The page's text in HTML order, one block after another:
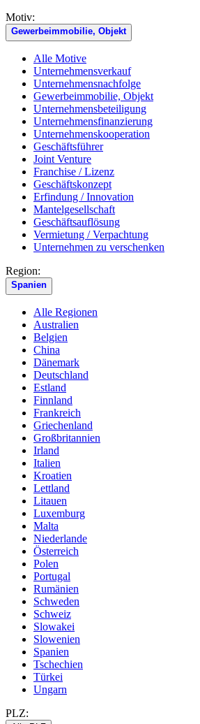
Motiv:
Gewerbeimmobilie, Objekt
Alle Motive
Unternehmensverkauf
Unternehmensnachfolge
Gewerbeimmobilie, Objekt
Unternehmensbeteiligung
Unternehmensfinanzierung
Unternehmenskooperation
Geschäftsführer
Joint Venture
Franchise / Lizenz
Geschäftskonzept
Erfindung / Innovation
Mantelgesellschaft
Geschäftsauflösung
Vermietung / Verpachtung
Unternehmen zu verschenken
Region:
Spanien
Alle Regionen
Australien
Belgien
China
Dänemark
Deutschland
Estland
Finnland
Frankreich
Griechenland
Großbritannien
Irland
Italien
Kroatien
Lettland
Litauen
Luxemburg
Malta
Niederlande
Österreich
Polen
Portugal
Rumänien
Schweden
Schweiz
Slowakei
Slowenien
Spanien
Tschechien
Türkei
Ungarn
PLZ: